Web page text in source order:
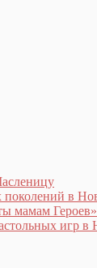
поколений в
мамам
игр